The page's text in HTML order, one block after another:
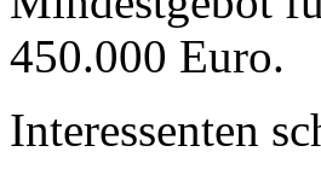
450.000 Euro.
Interessenten